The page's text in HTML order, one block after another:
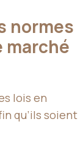
normes
marché
lois en
qu’ils soient